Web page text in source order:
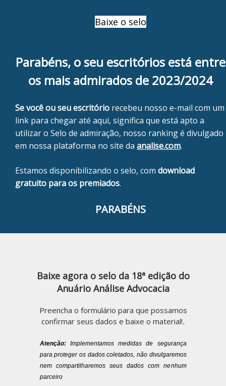
Baixe o selo
Parabéns, o seu escritórios está entre
os mais admirados de 2023/2024
Se você ou seu escritório recebeu nosso e-mail com um
link para chegar até aqui, significa que está apto a
utilizar o Selo de admiração, nosso ranking é divulgado
em nossa plataforma no site da analise.com.
Estamos disponibilizando o selo, com download
gratuito para os premiados.
PARABÉNS
Baixe agora o selo da 18ª edição do
Anuário Análise Advocacia
Preencha o formulário para que possamos
confirmar seus dados e baixe o material!.
Atenção:Implementamos medidas de segurança
para proteger os dados coletados, não divulgaremos
nem compartilharemos seus dados com nenhum
parceiro